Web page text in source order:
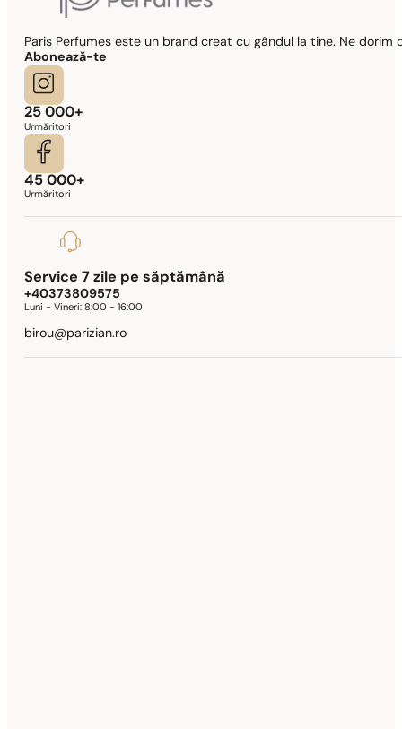
Paris Perfumes este un brand creat cu gândul la tine. Ne
Abonează-te
25 000+
Urmăritori
45 000+
Urmăritori
Service 7 zile pe săptămână
+40373809575
Luni - Vineri:8:00 - 16:00
birou@parizian.ro